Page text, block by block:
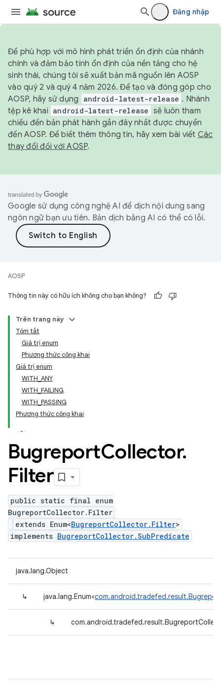
Đăng nhập
Để phù hợp với mô hình phát triển ổn định của nhánh
chính và đảm bảo tính ổn định của nền tảng cho hệ
sinh thái, chúng tôi sẽ xuất bản mã nguồn lên AOSP
vào quý 2 và quý 4 năm 2026. Để tạo và đóng góp cho
AOSP, hãy sử dụng
android-latest-release . Nhánh
tệp kê khai android-latest-release sẽ luôn tham
chiếu đến bản phát hành gần đây nhất được chuyển
đến AOSP. Để biết thêm thông tin, hãy xem bài viết Các
thay đổi đối với AOSP.
Google sử dụng công nghệ AI để dịch nội dung sang
ngôn ngữ bạn ưu tiên. Bản dịch bằng AI có thể có lỗi.
AOSP
Thông tin này có hữu ích không cho bạn không?
Trên trang này
Tóm tắt
Giá trị enum
Phương thức công khai
Giá trị enum
WITH_ANY
WITH_FAILING
WITH_PASSING
Phương thức công khai
BugreportCollector.
Filter
public static final enum
BugreportCollector.Filter
extends Enum<BugreportCollector.Filter>
implements BugreportCollector.SubPredicate
java.lang.Object
↳ java.lang.Enum<
↳